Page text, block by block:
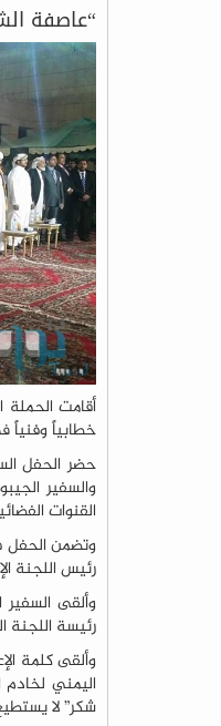
“عاصفة
أقامت الحملة
خطابياً وفنياً
حضر الحفل
والسفير
القنوات
وتضمن الحفل
رئيس اللجنة
وألقى
رئيسة اللجنة
وألقى كلمة
اليمني
شكر” لا